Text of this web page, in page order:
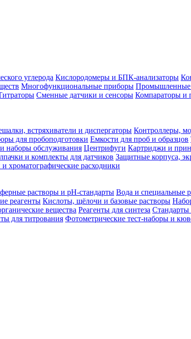
углерода Кислородомеры и БПК-анализаторы
Многофункциональные приборы Промышленные
Сменные датчики и сенсоры Компараторы и
встряхиватели и диспергаторы Контроллеры,
для пробоподготовки Емкости для проб и образцов
наборы обслуживания Центрифуги Картриджи и
и комплекты для датчиков Защитные корпуса,
расходники
растворы и pH-стандарты Вода и специальные
реагенты Кислоты, щёлочи и базовые растворы
вещества Реагенты для синтеза Стандарты
для титрования Фотометрические тест-наборы и